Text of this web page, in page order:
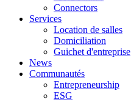
Connectors
Services
Location de salles
Domiciliation
Guichet d'entreprise
News
Communautés
Entrepreneurship
ESG